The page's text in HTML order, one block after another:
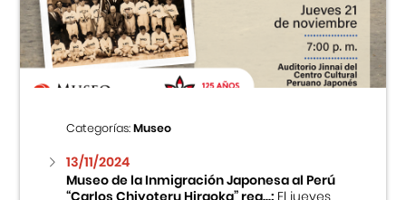
Centro Cultural Peruano Japonés
Cursos
Museo de la Inmigración Japonesa
Fondo Editorial
Categorías:Museo
13/11/2024
Museo de la Inmigración Japonesa al Perú